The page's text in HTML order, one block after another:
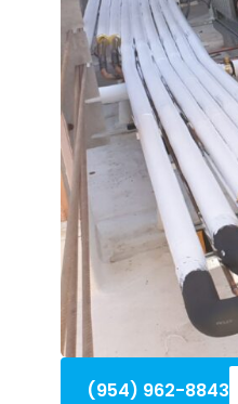
(954) 962-8843